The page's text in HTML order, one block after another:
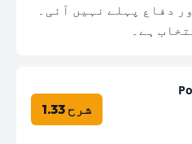
دفاع پہلے نہیں آئی۔
شرح 1.33